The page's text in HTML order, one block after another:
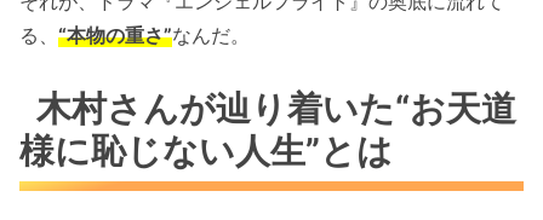
る、 “本物の重さ”なんだ。
木村さんが辿り着いた“お天道
様に恥じない人生”とは